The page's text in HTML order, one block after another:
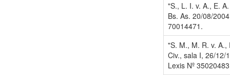
"S., L. I. v. A., E.
Bs. As. 20/08/
70014471.
"S. M., M. R. v. A.,
Civ., sala I, 26/12/
Lexis Nº 35020483